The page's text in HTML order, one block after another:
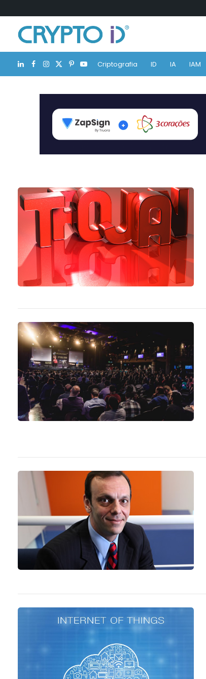
LinkedIn
Facebook
Instagram
X
(Twitter)
Pinterest
YouTubeCriptografia ID IA IAM